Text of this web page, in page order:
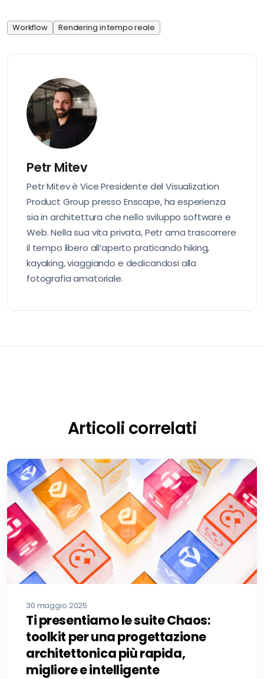
Workflow Rendering in tempo reale
Petr Mitev
Petr Mitev è Vice Presidente del Visualization
Product Group presso Enscape, ha esperienza
sia in architettura che nello sviluppo software e
Web. Nella sua vita privata, Petr ama trascorrere
il tempo libero all’aperto praticando hiking,
kayaking, viaggiando e dedicandosi alla
fotografia amatoriale.
Articoli correlati
30 maggio 2025
Ti presentiamo le suite Chaos:
toolkit per una progettazione
architettonica più rapida,
migliore e intelligente